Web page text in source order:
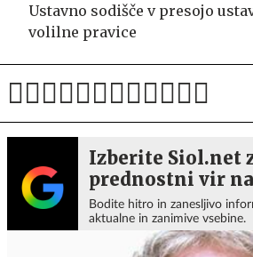
Ustavno sodišče v presojo
volilne pravice
Izberite Siol.net
prednostni vir
Bodite hitro in zanesljivo
aktualne in zanimive vsebine.